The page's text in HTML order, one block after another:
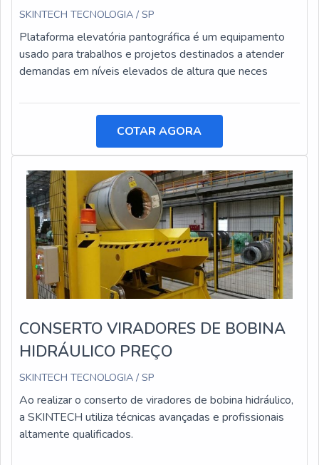
SKINTECH TECNOLOGIA / SP
Plataforma elevatória pantográfica é um equipamento
usado para trabalhos e projetos destinados a atender
demandas em níveis elevados de altura que neces
COTAR AGORA
CONSERTO VIRADORES DE BOBINA
HIDRÁULICO PREÇO
SKINTECH TECNOLOGIA / SP
Ao realizar o conserto de viradores de bobina hidráulico,
a SKINTECH utiliza técnicas avançadas e profissionais
altamente qualificados.